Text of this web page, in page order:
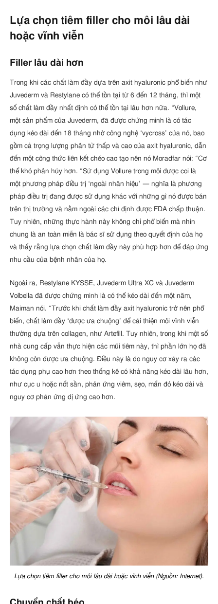
Lựa chọn tiêm filler cho môi lâu dài
hoặc vĩnh viễn
Filler lâu dài hơn
Trong khi các chất làm đầy dựa trên axit hyaluronic phổ biến như
Juvederm và Restylane có thể tồn tại từ 6 đến 12 tháng, thì một
số chất làm đầy nhất định có thể tồn tại lâu hơn nữa. “Vollure,
một sản phẩm của Juvederm, đã được chứng minh là có tác
dụng kéo dài đến 18 tháng nhờ công nghệ ‘vycross’ của nó, bao
gồm cả trọng lượng phân tử thấp và cao của axit hyaluronic, dẫn
đến một công thức liên kết chéo cao tạo nên nó Moradfar nói: “Cơ
thể khó phân hủy hơn. “Sử dụng Vollure trong môi được coi là
một phương pháp điều trị ‘ngoài nhãn hiệu’ — nghĩa là phương
pháp điều trị đang được sử dụng khác với những gì nó được bán
trên thị trường và nằm ngoài các chỉ định được FDA chấp thuận.
Tuy nhiên, những thực hành này không chỉ phổ biến mà nhìn
chung là an toàn miễn là bác sĩ sử dụng theo quyết định của họ
và thấy rằng lựa chọn chất làm đầy này phù hợp hơn để đáp ứng
nhu cầu của bệnh nhân của họ.
Ngoài ra, Restylane KYSSE, Juvederm Ultra XC và Juvederm
Volbella đã được chứng minh là có thể kéo dài đến một năm,
Maiman nói. “Trước khi chất làm đầy axit hyaluronic trở nên phổ
biến, chất làm đầy ‘được ưa chuộng’ để cải thiện môi vĩnh viễn
thường dựa trên collagen, như Artefill. Tuy nhiên, trong khi một số
nhà cung cấp vẫn thực hiện các mũi tiêm này, thì phần lớn họ đã
không còn được ưa chuộng. Điều này là do nguy cơ xảy ra các
tác dụng phụ cao hơn theo thống kê có khả năng kéo dài lâu hơn,
như cục u hoặc nốt sần, phản ứng viêm, sẹo, mẩn đỏ kéo dài và
nguy cơ phản ứng dị ứng cao hơn.
Lựa chọn tiêm filler cho môi lâu dài hoặc vĩnh viễn (Nguồn: Internet).